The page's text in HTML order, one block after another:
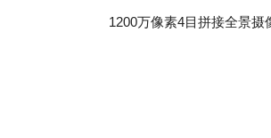
1200万像素4目拼接全景摄